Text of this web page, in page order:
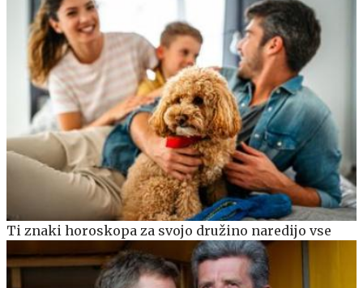
Ti znaki horoskopa za svojo družino naredijo vse